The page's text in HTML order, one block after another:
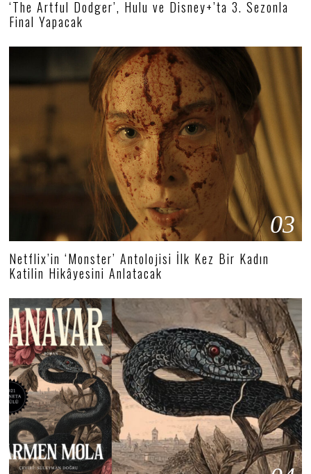
‘The Artful Dodger’, Hulu ve Disney+’ta 3. Sezonla
Final Yapacak
03
Netflix’in ‘Monster’ Antolojisi İlk Kez Bir Kadın
Katilin Hikâyesini Anlatacak